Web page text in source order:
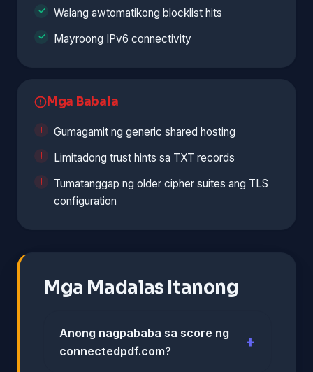
Walang awtomatikong blocklist hits
Mayroong IPv6 connectivity
Mga Babala
Gumagamit ng generic shared hosting
Limitadong trust hints sa TXT records
Tumatanggap ng older cipher suites ang TLS
configuration
Mga Madalas Itanong
Anong nagpababa sa score ng
connectedpdf.com?